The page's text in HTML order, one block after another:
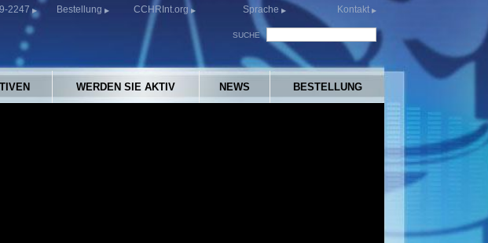
2247 Bestellung CCHRInt.org Sprache Kontakt
SUCHE
WERDEN SIE AKTIV NEWS BESTELLUNG